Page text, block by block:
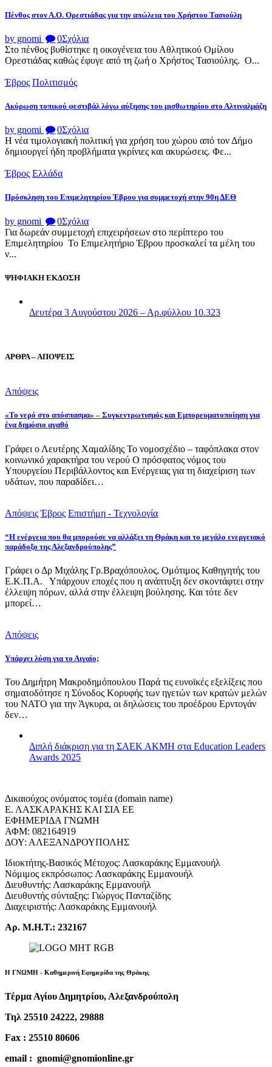
Πένθος στον Α.Ο. Ορεστιάδας για την απώλεια του Χρήστου Τασιούλη
by gnomi 0Σχόλια
Στο πένθος βυθίστηκε η οικογένεια του Αθλητικού Ομίλου
Ορεστιάδας καθώς έφυγε από τη ζωή ο Χρήστος Τασιούλης. Ο...
Έβρος Πολιτισμός
Ακύρωση τοπικού φεστιβάλ λόγω αύξησης του μισθωτηρίου στο Αλτιναλμάζη
by gnomi 0Σχόλια
Η νέα τιμολογιακή πολιτική για χρήση του χώρου από τον Δήμο
δημιουργεί ήδη προβλήματα γκρίνιες και ακυρώσεις. Φε...
Έβρος Ελλάδα
Πρόσκληση του Επιμελητηρίου Έβρου για συμμετοχή στην 90η ΔΕΘ
by gnomi 0Σχόλια
Για δωρεάν συμμετοχή επιχειρήσεων στο περίπτερο του
Επιμελητηρίου Το Επιμελητήριο Έβρου προσκαλεί τα μέλη του
ν...
ΨΗΦΙΑΚΗ ΕΚΔΟΣΗ
Δευτέρα 3 Αυγούστου 2026 – Αρ.φύλλου 10.323
ΑΡΘΡΑ – ΑΠΟΨΕΙΣ
Απόψεις
«Το νερό στο απόσπασμα» – Συγκεντρωτισμός και Εμπορευματοποίηση για
ένα δημόσιο αγαθό
Γράφει ο Λευτέρης Χαμαλίδης Το νομοσχέδιο – ταφόπλακα στον
κοινωνικό χαρακτήρα του νερού Ο πρόσφατος νόμος του
Υπουργείου Περιβάλλοντος και Ενέργειας για τη διαχείριση των
υδάτων, που παραδίδει…
Απόψεις Έβρος Επιστήμη - Τεχνολογία
“Η ενέργεια που θα μπορούσε να αλλάξει τη Θράκη και το μεγάλο ενεργειακό
παράδοξο της Αλεξανδρούπολης”
Γράφει ο Δρ Μιχάλης Γρ.Βραχόπουλος, Ομότιμος Καθηγητής του
Ε.Κ.Π.Α. Υπάρχουν εποχές που η ανάπτυξη δεν σκοντάφτει στην
έλλειψη πόρων, αλλά στην έλλειψη βούλησης. Και τότε δεν
μπορεί…
Απόψεις
Υπάρχει λύση για το Αιγαίο;
Του Δημήτρη Μακροδημόπουλου Παρά τις ευνοϊκές εξελίξεις που
σηματοδότησε η Σύνοδος Κορυφής των ηγετών των κρατών μελών
του ΝΑΤΟ για την Άγκυρα, οι δηλώσεις του προέδρου Ερντογάν
δεν…
Διπλή διάκριση για τη ΣΑΕΚ ΑΚΜΗ στα Education Leaders
Awards 2025
Δικαιούχος ονόματος τομέα (domain name)
Ε. ΛΑΣΚΑΡΑΚΗΣ ΚΑΙ ΣΙΑ ΕΕ
ΕΦΗΜΕΡΙΔΑ ΓΝΩΜΗ
ΑΦΜ: 082164919
ΔΟΥ: ΑΛΕΞΑΝΔΡΟΥΠΟΛΗΣ
Ιδιοκτήτης-Βασικός Μέτοχος: Λασκαράκης Εμμανουήλ
Νόμιμος εκπρόσωπος: Λασκαράκης Εμμανουήλ
Διευθυντής: Λασκαράκης Εμμανουήλ
Διευθυντής σύνταξης: Γιώργος Πανταζίδης
Διαχειριστής: Λασκαράκης Εμμανουήλ
Αρ. Μ.Η.Τ.: 232167
Η ΓΝΩΜΗ - Καθημερινή Εφημερίδα της Θράκης
Τέρμα Αγίου Δημητρίου, Αλεξανδρούπολη
Τηλ 25510 24222, 29888
Fax : 25510 80606
email : gnomi@gnomionline.gr